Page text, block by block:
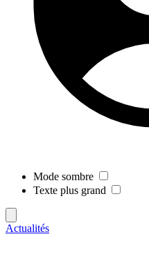
Mode sombre
Texte plus grand
Actualités